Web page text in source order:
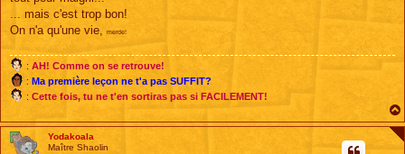
a
g
... mais c'est trop bon!
On n'a qu'une vie,
merde!
: AH! Comme on se retrouve!
: Ma première leçon ne t'a pas SUFFIT?
: Cette fois, tu ne t'en sortiras pas si FACILEMENT!
Yodakoala
Maître Shaolin